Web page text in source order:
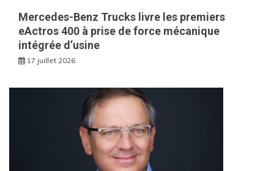
Mercedes-Benz Trucks livre les premiers
eActros 400 à prise de force mécanique
intégrée d’usine
17 juillet 2026